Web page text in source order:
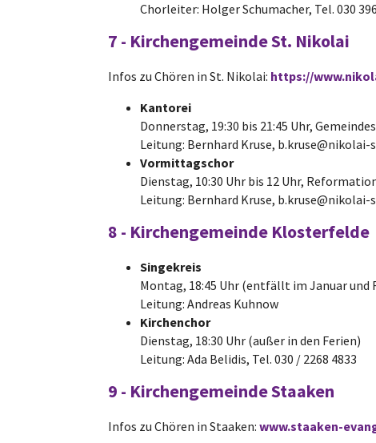
Chorleiter: Holger Schumacher, Tel. 030
7 - Kirchengemeinde St. Nikolai
Infos zu Chören in St. Nikolai: https://
Kantorei
Donnerstag, 19:30 bis 21:45 Uhr,
Leitung: Bernhard Kruse, b.kruse@nikolai-
Vormittagschor
Dienstag, 10:30 Uhr bis 12 Uhr,
Leitung: Bernhard Kruse, b.kruse@nikolai-
8 - Kirchengemeinde Klosterfelde
Singekreis
Montag, 18:45 Uhr (entfällt im Januar und
Leitung: Andreas Kuhnow
Kirchenchor
Dienstag, 18:30 Uhr (außer in den Ferien)
Leitung: Ada Belidis, Tel. 030 / 2268 4833
9 - Kirchengemeinde Staaken
Infos zu Chören in Staaken: www.staaken-